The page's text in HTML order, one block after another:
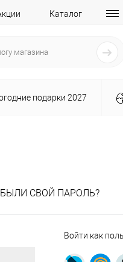
Каталог
подарки 2027
СВОЙ ПАРОЛЬ?
Войти как